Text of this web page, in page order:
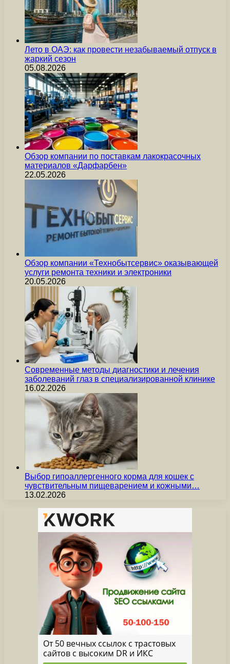
Лето в ОАЭ: как провести незабываемый отпуск в
жаркий сезон
05.08.2026
Обзор компании по поставкам лакокрасочных
материалов «Дарфарбен»
22.05.2026
Обзор компании «Технобытсервис» оказывающей
услуги ремонта техники и электроники
20.05.2026
Современные методы диагностики и лечения
заболеваний глаз в специализированной клинике
16.02.2026
Выбор гипоаллергенного корма для кошек с
чувствительным пищеварением и кожными…
13.02.2026